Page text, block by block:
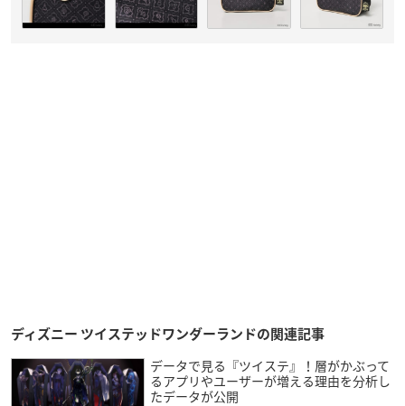
ディズニー ツイステッドワンダーランドの関連記事
データで見る『ツイステ』！層がかぶって
るアプリやユーザーが増える理由を分析し
たデータが公開